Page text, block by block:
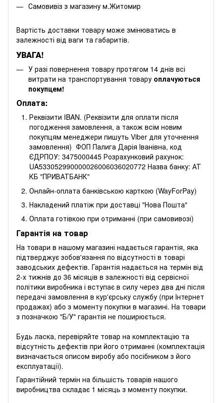
Самовивіз з магазину м.Житомир
Вартість доставки товару може змінюватись в
залежності від ваги та габаритів.
УВАГА!
У разі повернення товару протягом 14 днів всі
витрати на транспортування товару оплачуються
покупцем!
Оплата:
Реквізити IBAN. (Реквізити для оплати після
погодження замовлення, а також всім новим
покупцям менеджери пишуть Viber для уточнення
замовлення) ФОП Палига Дарія Іванівна, код
ЄДРПОУ: 3475000445 Розрахунковий рахунок:
UA533052990000026006036020772 Назва банку: АТ
КБ "ПРИВАТБАНК"
Онлайн-оплата банківською карткою (WayForPay)
Накладений платіж при доставці "Нова Пошта"
Оплата готівкою при отриманні (при самовивозі)
Гарантія на товар
На товари в нашому магазині надається гарантія, яка
підтверджує зобов'язання по відсутності в товарі
заводських дефектів. Гарантія надається на термін від
2-х тижнів до 36 місяців в залежності від сервісної
політики виробника і вступає в силу через два дні після
передачі замовлення в кур'єрську службу (при Інтернет
продажах) або з моменту покупки в магазині. На товари
з позначкою "Б/У" гарантія не поширюється.
Будь ласка, перевіряйте товар на комплектацію та
відсутність дефектів при його отриманні (комплектація
визначається описом виробу або посібником з його
експлуатації).
Гарантійний термін на більшість товарів нашого
виробництва складає 1 місяць з моменту покупки.